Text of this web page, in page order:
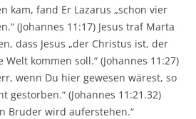
kam, fand Er Lazarus „schon vier
(Johannes 11:17) Jesus traf Marta
dass Jesus „der Christus ist, der
kommen soll.“ (Johannes 11:27)
wenn Du hier gewesen wärest, so
gestorben.“ (Johannes 11:21.32)
Bruder wird auferstehen.“